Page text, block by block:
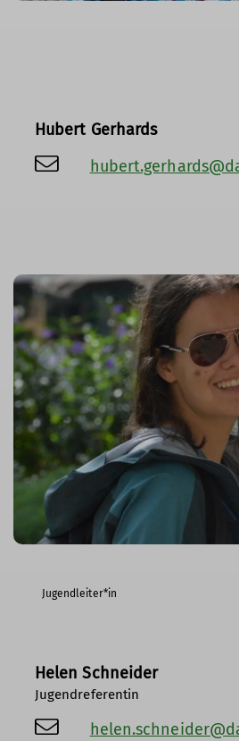
Hubert Gerhards
Jugendleiter*in
Helen Schneider
Jugendreferentin